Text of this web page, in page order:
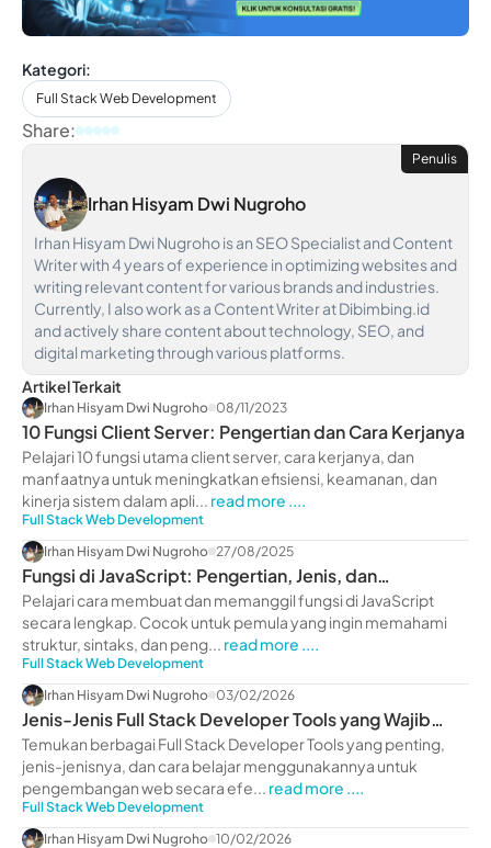
Kategori:
Full Stack Web Development
Share:
Penulis
Irhan Hisyam Dwi Nugroho
Irhan Hisyam Dwi Nugroho is an SEO Specialist and Content
Writer with 4 years of experience in optimizing websites and
writing relevant content for various brands and industries.
Currently, I also work as a Content Writer at Dibimbing.id
and actively share content about technology, SEO, and
digital marketing through various platforms.
Artikel Terkait
Irhan Hisyam Dwi Nugroho 08/11/2023
10 Fungsi Client Server: Pengertian dan Cara Kerjanya
Pelajari 10 fungsi utama client server, cara kerjanya, dan
manfaatnya untuk meningkatkan efisiensi, keamanan, dan
kinerja sistem dalam apli... read more ....
Full Stack Web Development
Irhan Hisyam Dwi Nugroho 27/08/2025
Fungsi di JavaScript: Pengertian, Jenis, dan
Contohnya
Pelajari cara membuat dan memanggil fungsi di JavaScript
secara lengkap. Cocok untuk pemula yang ingin memahami
struktur, sintaks, dan peng... read more ....
Full Stack Web Development
Irhan Hisyam Dwi Nugroho 03/02/2026
Jenis-Jenis Full Stack Developer Tools yang Wajib
Diketahui
Temukan berbagai Full Stack Developer Tools yang penting,
jenis-jenisnya, dan cara belajar menggunakannya untuk
pengembangan web secara efe... read more ....
Full Stack Web Development
Irhan Hisyam Dwi Nugroho 10/02/2026